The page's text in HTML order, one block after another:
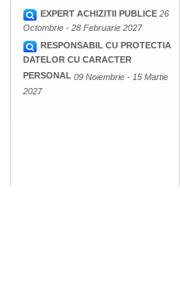
EXPERT ACHIZITII PUBLICE 26
Octombrie - 28 Februarie 2027
RESPONSABIL CU PROTECTIA
DATELOR CU CARACTER
PERSONAL 09 Noiembrie - 15 Martie
2027